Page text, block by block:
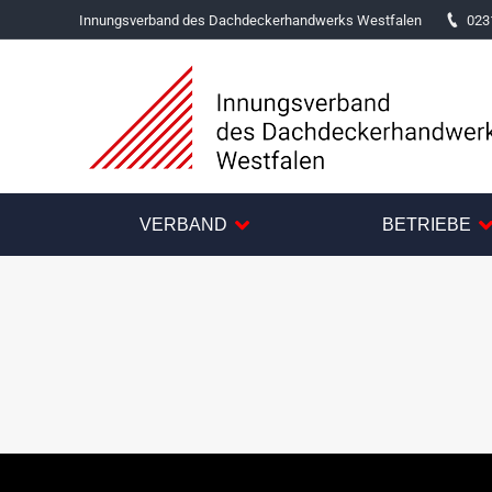
Innungsverband des Dachdeckerhandwerks Westfalen
VERBAND BETRIEBE